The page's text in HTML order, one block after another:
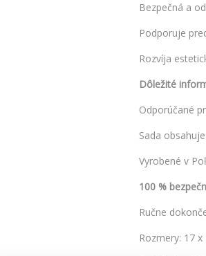
Bezpečná a
Podporuje
Rozvíja
Dôležité
Odporúčané
Sada
Vyrobené v
100 %
Ručne
Rozmery: 17